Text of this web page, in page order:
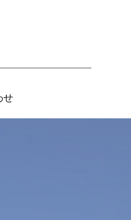
せ